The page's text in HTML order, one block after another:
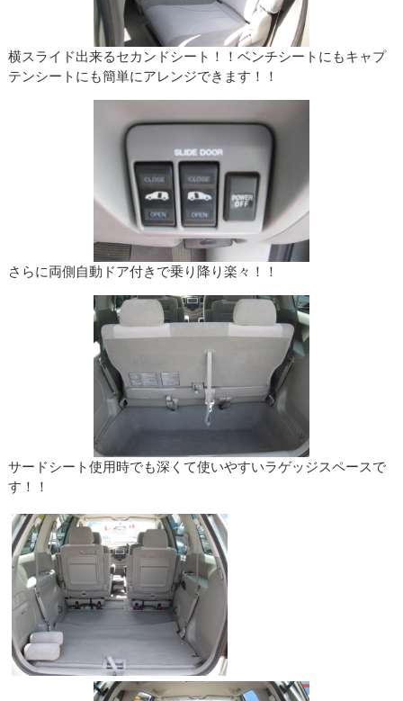
横スライド出来るセカンドシート！！ベンチシートにもキャプ
テンシートにも簡単にアレンジできます！！
さらに両側自動ドア付きで乗り降り楽々！！
サードシート使用時でも深くて使いやすいラゲッジスペースで
す！！